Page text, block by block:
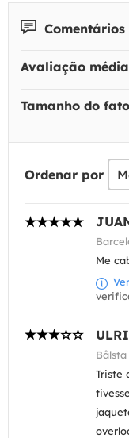
Comentários
Avaliação
Tamanho do
Ordenar por
Me
Triste